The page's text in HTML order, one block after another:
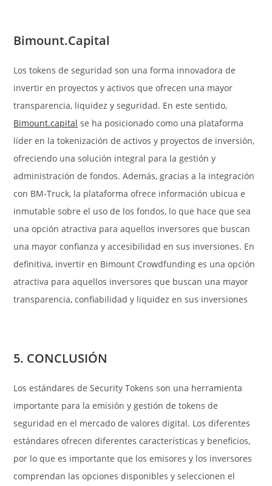
Bimount.Capital
Los tokens de seguridad son una forma innovadora de
invertir en proyectos y activos que ofrecen una mayor
transparencia, liquidez y seguridad. En este sentido,
Bimount.capital se ha posicionado como una plataforma
líder en la tokenización de activos y proyectos de inversión,
ofreciendo una solución integral para la gestión y
administración de fondos. Además, gracias a la integración
con BM-Truck, la plataforma ofrece información ubicua e
inmutable sobre el uso de los fondos, lo que hace que sea
una opción atractiva para aquellos inversores que buscan
una mayor confianza y accesibilidad en sus inversiones. En
definitiva, invertir en Bimount Crowdfunding es una opción
atractiva para aquellos inversores que buscan una mayor
transparencia, confiabilidad y liquidez en sus inversiones
5. CONCLUSIÓN
Los estándares de Security Tokens son una herramienta
importante para la emisión y gestión de tokens de
seguridad en el mercado de valores digital. Los diferentes
estándares ofrecen diferentes características y beneficios,
por lo que es importante que los emisores y los inversores
comprendan las opciones disponibles y seleccionen el